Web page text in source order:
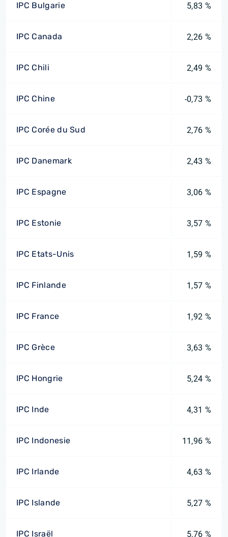
IPC Bulgarie 5,83 %
IPC Canada 2,26 %
IPC Chili 2,49 %
IPC Chine -0,73 %
IPC Corée du Sud 2,76 %
IPC Danemark 2,43 %
IPC Espagne 3,06 %
IPC Estonie 3,57 %
IPC Etats-Unis 1,59 %
IPC Finlande 1,57 %
IPC France 1,92 %
IPC Grèce 3,63 %
IPC Hongrie 5,24 %
IPC Inde 4,31 %
IPC Indonesie 11,96 %
IPC Irlande 4,63 %
IPC Islande 5,27 %
IPC Israël 5,76 %